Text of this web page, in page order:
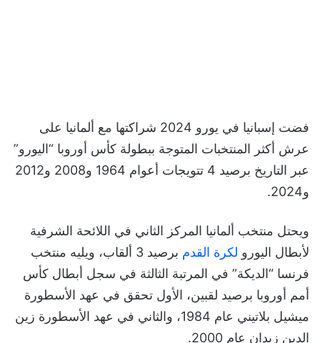
فضت إسبانيا في يورو 2024 شراكتها مع ألمانيا على
عرش أكثر المنتخبات المتوجة ببطولة كأس أوروبا “اليورو”
عبر التاريخ برصيد 4 تتويجات أعوام 1964 و2008 و2012
و2024.
ويحتل منتخب ألمانيا المركز الثاني في اللائحة الشرفية
لأبطال اليورو لكرة القدم
برصيد 3 ألقاب، ويليه منتخب
فرنسا “الديكة” في المرتبة الثالثة في سجل أبطال كأس
أمم أوروبا برصيد لقبين، الأول تحقق في عهد الأسطورة
ميشيل بلاتيني عام 1984، والثاني في عهد الأسطورة زين
الدين زيدان عام 2000.